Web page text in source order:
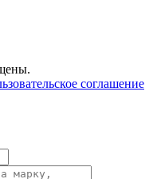
соглашение